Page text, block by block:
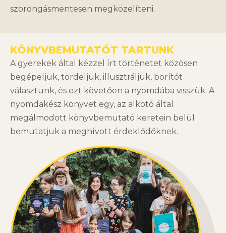
szorongásmentesen megközelíteni.
KÖNYVBEMUTATÓT TARTUNK
A gyerekek által kézzel írt történetet közösen
begépeljük, tördeljük, illusztráljuk, borítót
választunk, és ezt követően a nyomdába visszük. A
nyomdakész könyvet egy, az alkotó által
megálmodott könyvbemutató keretein belül
bemutatjuk a meghívott érdeklődőknek.